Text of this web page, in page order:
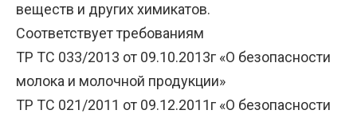
веществ и других химикатов.
Соответствует требованиям
ТР ТС 033/2013 от 09.10.2013г «О безопасности
молока и молочной продукции»
ТР ТС 021/2011 от 09.12.2011г «О безопасности